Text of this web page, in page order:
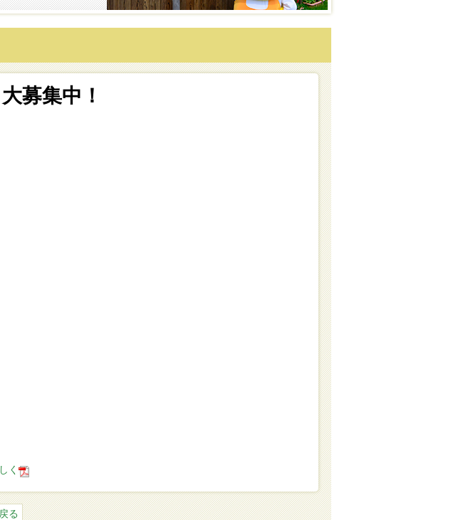
募集中！
く
る